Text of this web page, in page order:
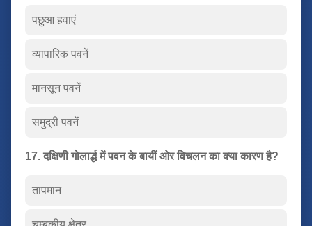
पछुआ हवाएं
व्यापारिक पवनें
मानसून पवनें
समुद्री पवनें
17. दक्षिणी गोलार्द्ध में पवन के बायीं ओर विचलन का क्या कारण है?
तापमान